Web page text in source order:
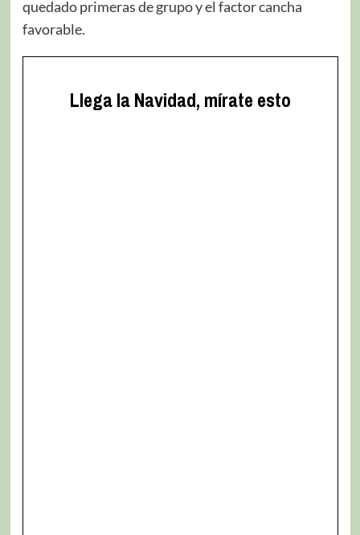
quedado primeras de grupo y el factor cancha
favorable.
Llega la Navidad, mírate esto